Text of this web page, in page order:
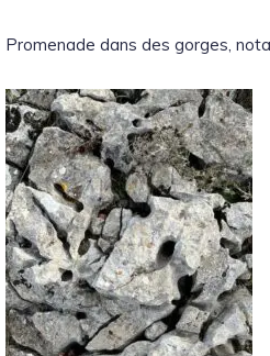
Promenade dans des gorges,